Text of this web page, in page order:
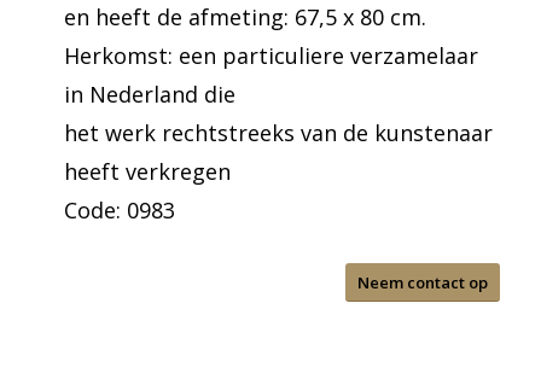
en heeft de afmeting: 67,5 x 80 cm.
Herkomst: een particuliere verzamelaar
in Nederland die
het werk rechtstreeks van de kunstenaar
heeft verkregen
Code: 0983
Neem contact op